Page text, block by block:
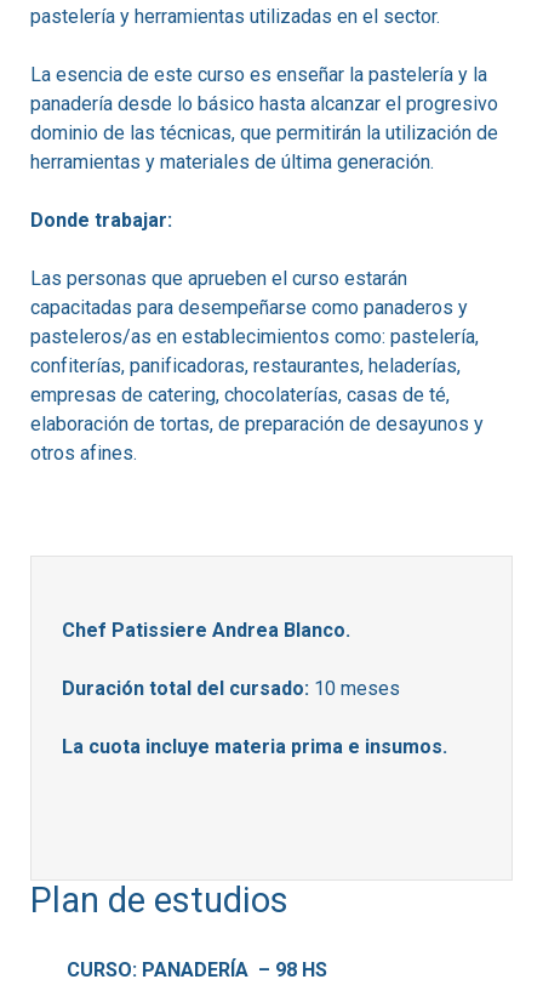
pastelería y herramientas utilizadas en el sector.
La esencia de este curso es enseñar la pastelería y la
panadería desde lo básico hasta alcanzar el progresivo
dominio de las técnicas, que permitirán la utilización de
herramientas y materiales de última generación.
Donde trabajar:
Las personas que aprueben el curso estarán
capacitadas para desempeñarse como panaderos y
pasteleros/as en establecimientos como: pastelería,
confiterías, panificadoras, restaurantes, heladerías,
empresas de catering, chocolaterías, casas de té,
elaboración de tortas, de preparación de desayunos y
otros afines.
Chef Patissiere Andrea Blanco.
Duración total del cursado: 10 meses
La cuota incluye materia prima e insumos.
Plan de estudios
CURSO: PANADERÍA – 98 HS